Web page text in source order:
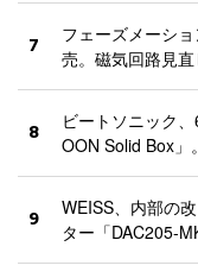
7
フェーズメーシ
売。磁気回路見
8
ビートソニック
OON Solid Box」
9
WEISS、内部の
ター「DAC205-